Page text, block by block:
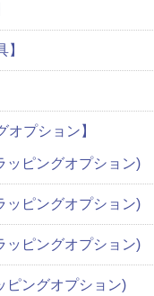
】
オプション】
ッピングオプション)
ッピングオプション)
ッピングオプション)
ピングオプション)